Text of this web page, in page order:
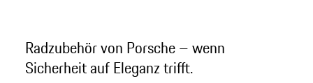
Radzubehör von Porsche – wenn
Sicherheit auf Eleganz trifft.